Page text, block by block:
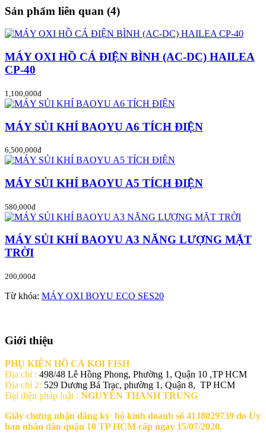
Sản phẩm liên quan (4)
MÁY OXI HỒ CÁ ĐIỆN BÌNH (AC-DC) HAILEA
CP-40
1,100,000đ
MÁY SỦI KHÍ BAOYU A6 TÍCH ĐIỆN
6,500,000đ
MÁY SỦI KHÍ BAOYU A5 TÍCH ĐIỆN
580,000đ
MÁY SỦI KHÍ BAOYU A3 NĂNG LƯỢNG MẶT
TRỜI
200,000đ
Từ khóa: MÁY OXI BOYU ECO SES20
Giới thiệu
PHỤ KIỆN HỒ CÁ KOI FISH
Địa chỉ : 498/48 Lê Hồng Phong, Phường 1, Quận 10 ,TP HCM
Địa chỉ 2: 529 Dương Bá Trạc, phường 1, Quận 8, TP HCM
Đại diện pháp luật : NGUYỄN THANH TRUNG
Giấy chứng nhận đăng ký hộ kinh doanh số 41J8029739 do Ủy
ban nhân dân quận 10 TP HCM cấp ngày 15/07/2020.